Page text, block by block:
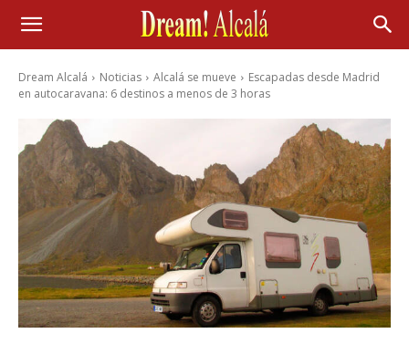
Dream Alcalá Noticias Alcalá se mueve
Escapadas desde Madrid
en autocaravana: 6 destinos a menos de 3 horas